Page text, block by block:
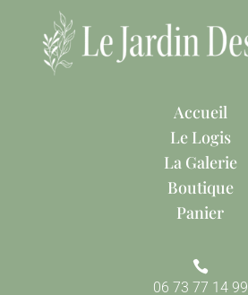
Accueil
Le Logis
La Galerie
Boutique
Panier

06 73 77 14 99